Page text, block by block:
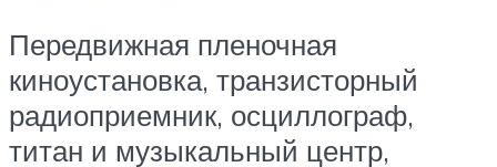
Передвижная пленочная
киноустановка, транзисторный
радиоприемник, осциллограф,
титан и музыкальный центр,